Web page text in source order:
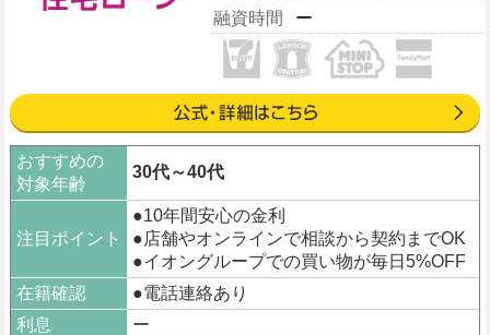
融資時間
ー
おすすめの
対象年齢
30代～40代
注目ポイント
●10年間安心の金利
●店舗やオンラインで相談から契約までOK
●イオングループでの買い物が毎日5%OFF
在籍確認
●電話連絡あり
利息
ー